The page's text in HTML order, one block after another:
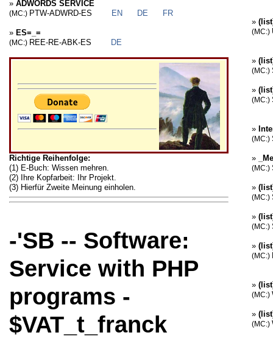
» ADWORDS SERVICE
(MC:) PTW-ADWRD-ES EN DE FR
» ES=_=
(MC:) REE-RE-ABK-ES DE
Richtige Reihenfolge:
(1) E-Buch: Wissen mehren.
(2) Ihre Kopfarbeit: Ihr Projekt.
(3) Hierfür Zweite Meinung einholen.
-'SB -- Software:
Service with PHP
programs -
$VAT_t_franck
»
(MC:)
»
(MC:)
»
(MC:)
»
(MC:)
»
(MC:)
»
(MC:)
»
(MC:)
»
(MC:)
»
(MC:)
»
(MC:)